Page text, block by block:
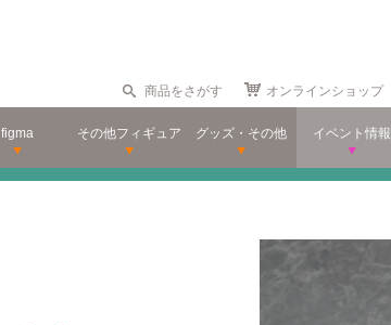
商品をさがす オンラインショップ
figma その他フィギュア グッズ・その他 イベント情報